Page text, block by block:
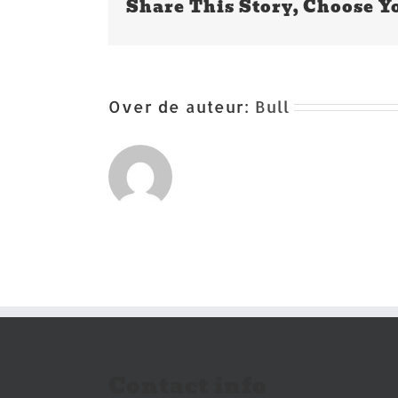
250
Share This Story, Choose
Over de auteur: Bull